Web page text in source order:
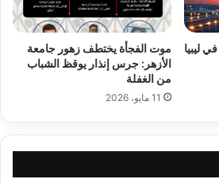
ليبيا
موت الفجأة يختطف زهور جامعة
الأزهر: جرس إنذار يوقظ الشباب
من الغفلة
11 مايو، 2026